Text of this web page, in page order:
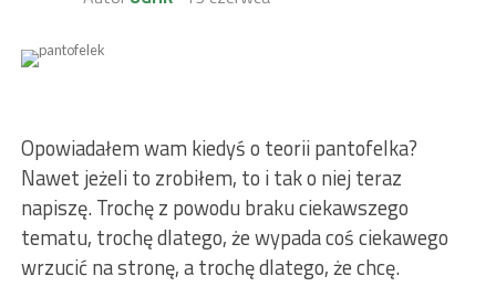
Opowiadałem wam kiedyś o teorii pantofelka?
Nawet jeżeli to zrobiłem, to i tak o niej teraz
napiszę. Trochę z powodu braku ciekawszego
tematu, trochę dlatego, że wypada coś ciekawego
wrzucić na stronę, a trochę dlatego, że chcę.